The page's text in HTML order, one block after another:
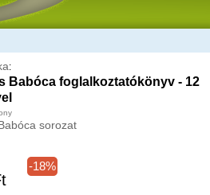
:
Babóca foglalkoztatókönyv - 12
sorozat
-18%